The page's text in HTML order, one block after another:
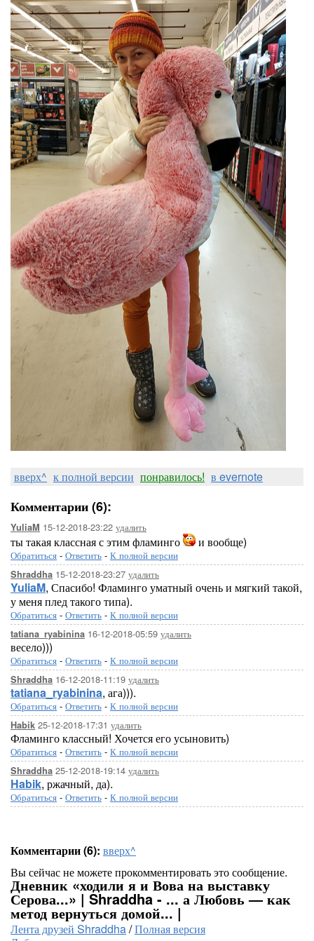
вверх^ к полной версии понравилось! в evernote
Комментарии (6):
YuliaM 15-12-2018-23:22 удалить
ты такая классная с этим фламинго и вообще)
Обратиться - Ответить - К полной версии
Shraddha 15-12-2018-23:27 удалить
YuliaM, Спасибо! Фламинго уматный очень и мягкий такой,
у меня плед такого типа).
Обратиться - Ответить - К полной версии
tatiana_ryabinina 16-12-2018-05:59 удалить
весело)))
Обратиться - Ответить - К полной версии
Shraddha 16-12-2018-11:19 удалить
tatiana_ryabinina, ага))).
Обратиться - Ответить - К полной версии
Habik 25-12-2018-17:31 удалить
Фламинго классный! Хочется его усыновить)
Обратиться - Ответить - К полной версии
Shraddha 25-12-2018-19:14 удалить
Habik, ржачный, да).
Обратиться - Ответить - К полной версии
Комментарии (6): вверх^
Вы сейчас не можете прокомментировать это сообщение.
Дневник «ходили я и Вова на выставку
Серова...» | Shraddha - ... а Любовь — как
метод вернуться домой... |
Лента друзей Shraddha/Полная версия